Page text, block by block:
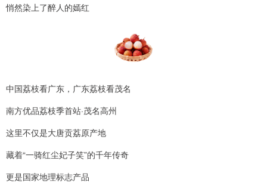
悄然染上了醉人的嫣红
中国荔枝看广东，广东荔枝看茂名
南方优品荔枝季首站·茂名高州
这里不仅是大唐贡荔原产地
藏着“一骑红尘妃子笑”的千年传奇
更是国家地理标志产品